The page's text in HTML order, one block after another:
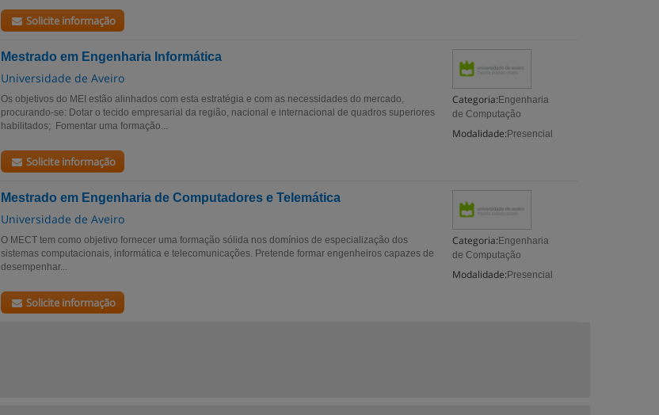
Solicite informação
Mestrado em Engenharia Informática
Universidade de Aveiro
Categoria: Engenharia
de Computação
Modalidade: Presencial
Os objetivos do MEI estão alinhados com esta estratégia e com as necessidades do mercado,
procurando-se: Dotar o tecido empresarial da região, nacional e internacional de quadros superiores
habilitados; Fomentar uma formação...
Solicite informação
Mestrado em Engenharia de Computadores e Telemática
Universidade de Aveiro
Categoria: Engenharia
de Computação
Modalidade: Presencial
O MECT tem como objetivo fornecer uma formação sólida nos domínios de especialização dos
sistemas computacionais, informática e telecomunicações. Pretende formar engenheiros capazes de
desempenhar...
Solicite informação